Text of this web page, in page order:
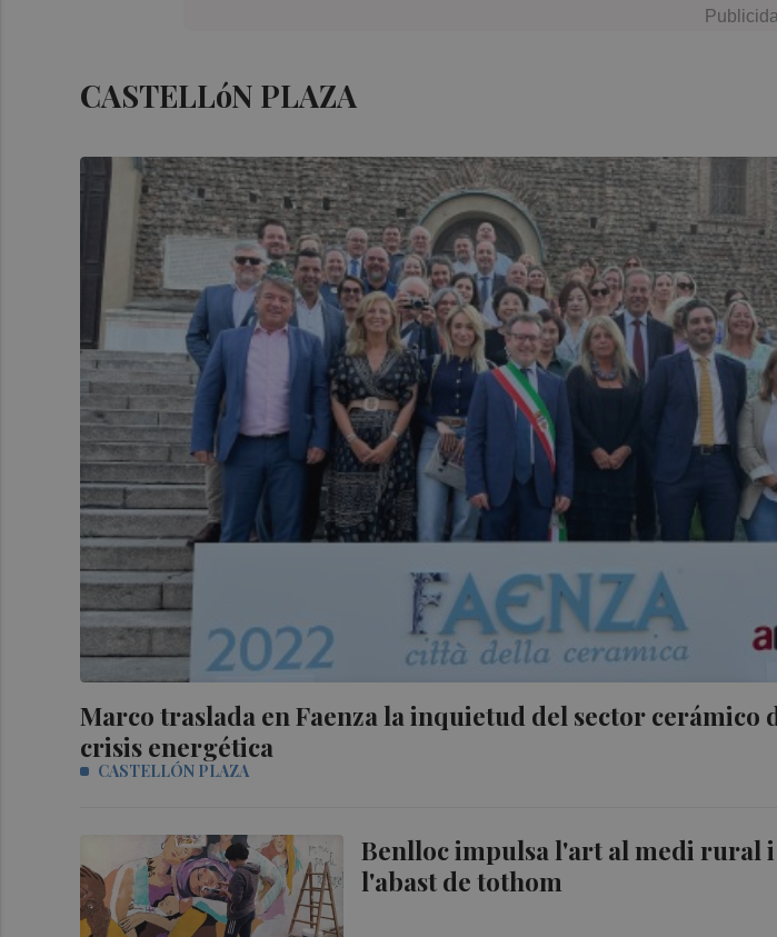
CASTELLóN PLAZA
Marco traslada en Faenza la inquietud del sector cerámico
crisis energética
CASTELLÓN PLAZA
Benlloc impulsa l'art al medi rural i
l'abast de tothom